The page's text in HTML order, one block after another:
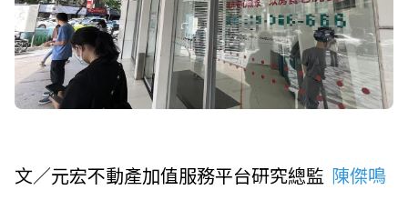
文／元宏不動產加值服務平台研究總監 陳傑鳴